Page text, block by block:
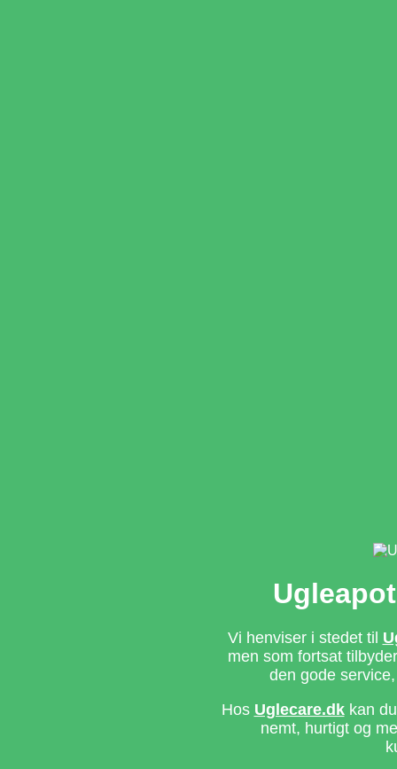
Vi henviser i stedet til
men som fortsat
den gode
Hos Uglecare.dkkan du
nemt, hurtigt og